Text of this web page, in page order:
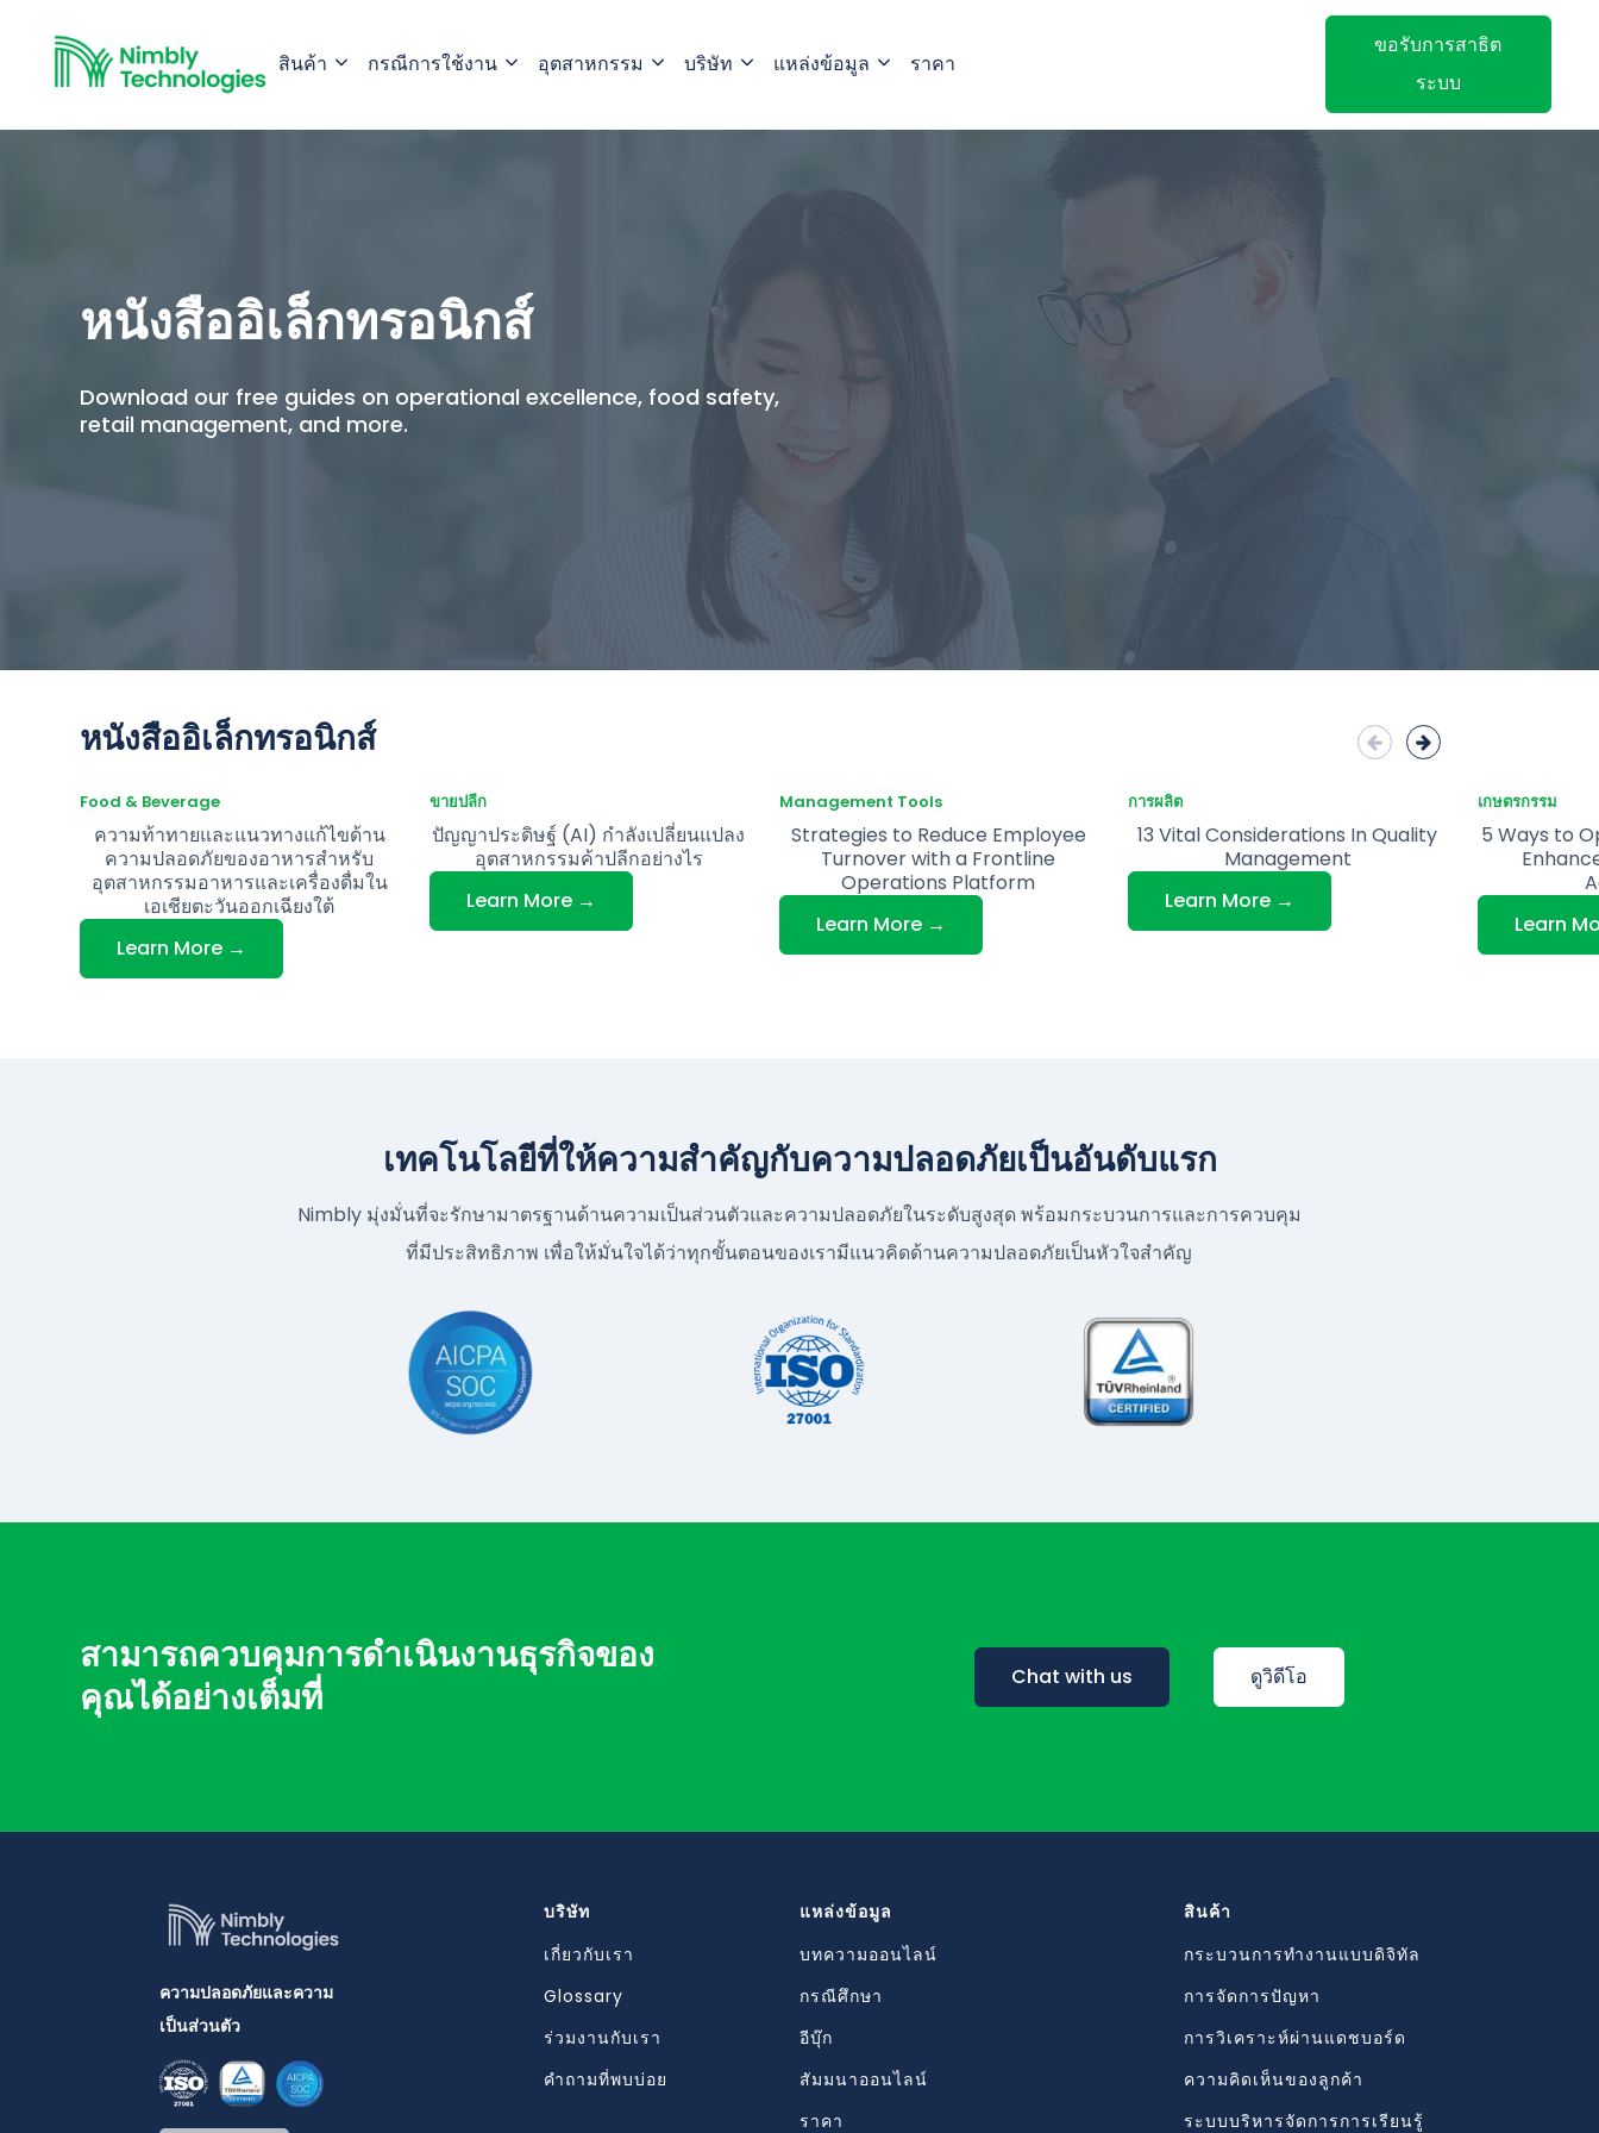
สินค้า กรณีการใช้งาน อุตสาหกรรม บริษัท แหล่งข้อมูล ราคา
ขอรับการสาธิต
ระบบ
หนังสืออิเล็กทรอนิกส์
Download our free guides on operational excellence, food safety,
retail management, and more.
หนังสืออิเล็กทรอนิกส์
Food & Beverage
ความท้าทายและแนวทางแก้ไขด้าน
ความปลอดภัยของอาหารสำหรับ
อุตสาหกรรมอาหารและเครื่องดื่มใน
เอเชียตะวันออกเฉียงใต้
Learn More →
ขายปลีก
ปัญญาประดิษฐ์ (AI) กำลังเปลี่ยนแปลง
อุตสาหกรรมค้าปลีกอย่างไร
Learn More →
Management Tools
Strategies to Reduce Employee
Turnover with a Frontline
Operations Platform
Learn More →
การผลิต
13 Vital Considerations In Quality
Management
Learn More →
เกษตรกรรม
5 Ways to
Learn
เทคโนโลยีที่ให้ความสำคัญกับความปลอดภัยเป็นอันดับแรก
Nimbly มุ่งมั่นที่จะรักษามาตรฐานด้านความเป็นส่วนตัวและความปลอดภัยในระดับสูงสุด พร้อมกระบวนการและการควบคุม
ที่มีประสิทธิภาพ เพื่อให้มั่นใจได้ว่าทุกขั้นตอนของเรามีแนวคิดด้านความปลอดภัยเป็นหัวใจสำคัญ
สามารถควบคุมการดำเนินงานธุรกิจของ
คุณได้อย่างเต็มที่
Chat with us ดูวิดีโอ
ความปลอดภัยและความ
เป็นส่วนตัว
บริษัท
เกี่ยวกับเรา
Glossary
ร่วมงานกับเรา
คำถามที่พบบ่อย
แหล่งข้อมูล
บทความออนไลน์
กรณีศึกษา
อีบุ๊ก
สัมมนาออนไลน์
ราคา
สินค้า
กระบวนการทำงานแบบดิจิทัล
การจัดการปัญหา
การวิเคราะห์ผ่านแดชบอร์ด
ความคิดเห็นของลูกค้า
ระบบบริหารจัดการการเรียนรู้